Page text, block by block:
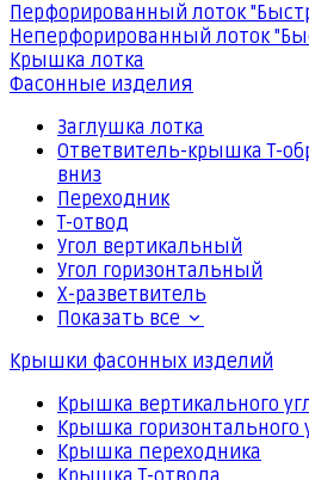
Перфорированный лоток
Неперфорированный лоток
Крышка лотка
Фасонные изделия
Заглушка лотка
Ответвитель-крышка Т-
вниз
Переходник
Т-отвод
Угол вертикальный
Угол горизонтальный
Х-разветвитель
Показать все
Крышки фасонных изделий
Крышка вертикального
Крышка горизонтального
Крышка переходника